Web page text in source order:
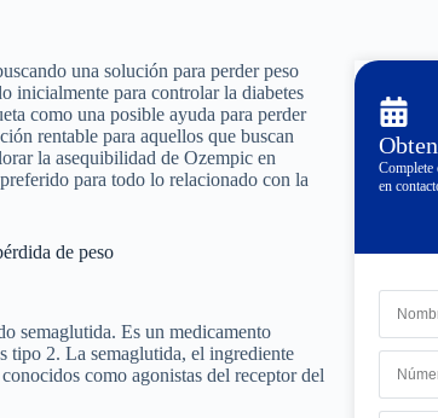
una solución para perder peso
inicialmente para controlar la diabetes
como una posible ayuda para perder
rentable para aquellos que buscan
la asequibilidad de Ozempic en
para todo lo relacionado con la
de peso
semaglutida. Es un medicamento
tipo 2. La semaglutida, el ingrediente
como agonistas del receptor del
Complete
en